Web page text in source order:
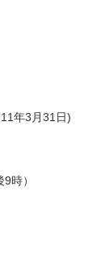
年3月31日)
時）